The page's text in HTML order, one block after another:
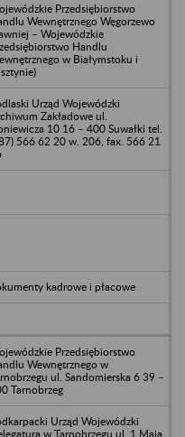
Przedsiębiorstwo
Wewnętrznego Węgorzewo
– Wojewódzkie
Handlu
w Białymstoku i
Urząd Wojewódzki
Zakładowe ul.
10 16 – 400 Suwałki tel.
566 62 20 w. 206, fax. 566 21
kadrowe i płacowe
Przedsiębiorstwo
Wewnętrznego w
ul. Sandomierska 6 39 –
Tarnobrzeg
Urząd Wojewódzki
w Tarnobrzegu ul. 1 Maja